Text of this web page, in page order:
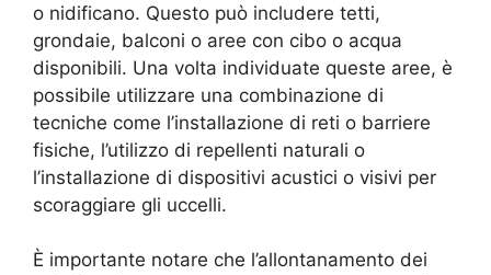
o nidificano. Questo può includere tetti,
grondaie, balconi o aree con cibo o acqua
disponibili. Una volta individuate queste aree, è
possibile utilizzare una combinazione di
tecniche come l’installazione di reti o barriere
fisiche, l’utilizzo di repellenti naturali o
l’installazione di dispositivi acustici o visivi per
scoraggiare gli uccelli.
È importante notare che l’allontanamento dei